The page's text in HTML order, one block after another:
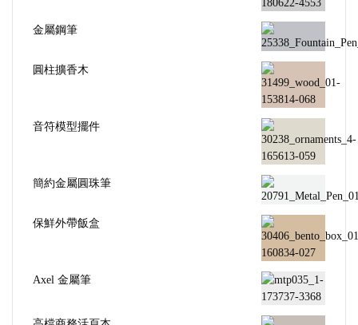
金屬鋼筆
圓柱擴香木
音符模型擺件
簡約金屬圓珠筆
保鮮外帶飯盒
Axel 金屬筆